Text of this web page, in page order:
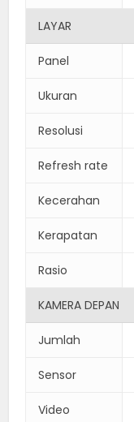
LAYAR
Panel
Ukuran
Resolusi
Refresh rate
Kecerahan
Kerapatan
Rasio
KAMERA DEPAN
Jumlah
Sensor
Video